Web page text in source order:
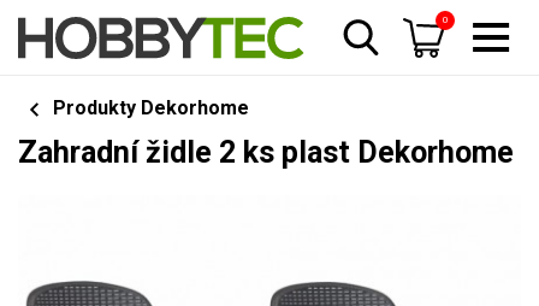
0
Produkty Dekorhome
Zahradní židle 2 ks plast Dekorhome